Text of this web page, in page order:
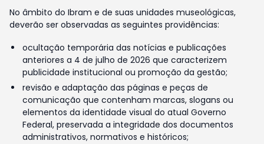
No âmbito do Ibram e de suas unidades museológicas,
deverão ser observadas as seguintes providências:
ocultação temporária das notícias e publicações
anteriores a 4 de julho de 2026 que caracterizem
publicidade institucional ou promoção da gestão;
revisão e adaptação das páginas e peças de
comunicação que contenham marcas, slogans ou
elementos da identidade visual do atual Governo
Federal, preservada a integridade dos documentos
administrativos, normativos e históricos;